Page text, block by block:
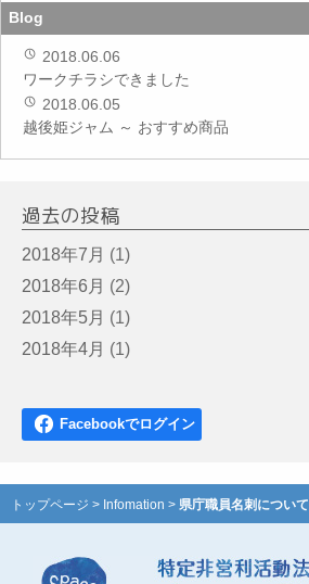
Blog
2018.06.06
ワークチラシできました
2018.06.05
越後姫ジャム ～ おすすめ商品
過去の投稿
2018年7月 (1)
2018年6月 (2)
2018年5月 (1)
2018年4月 (1)
トップページ > Infomation > 県庁職員名刺について